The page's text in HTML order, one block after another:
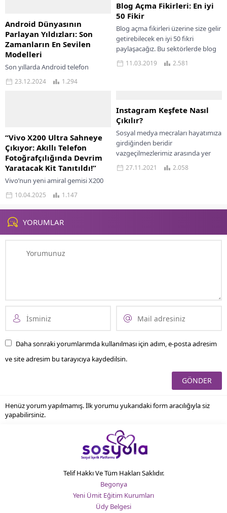
Android Dünyasının
Parlayan Yıldızları: Son
Zamanların En Sevilen
Modelleri
Son yıllarda Android telefon
dünyası, kullanıcıların ihtiyaçlarına
ve beklentilerine göre hızla
23.12.2024 1.294
Blog Açma Fikirleri: En iyi
50 Fikir
Blog açma fikirleri üzerine size gelir
getirebilecek en iyi 50 fikri
paylaşacağız. Bu sektörlerde blog
açarsanız başarılı blog sahibi
olabilirsiniz....
11.03.2019 2.581
“Vivo X200 Ultra Sahneye
Çıkıyor: Akıllı Telefon
Fotoğrafçılığında Devrim
Yaratacak Kit Tanıtıldı!”
Vivo’nun yeni amiral gemisi X200
Ultra, fotoğraf tutkunlarını
heyecanlandıracak yenilikçi bir
fotoğrafçılık kitiyle geliyor. Bu
aksesuar, akıllı telefon
10.04.2025 1.147
Instagram Keşfete Nasıl
Çıkılır?
Sosyal medya mecraları hayatımıza
girdiğinden beridir
vazgeçilmezlerimiz arasında yer
almaya başladı. 1 milyarın üzerinde
kullanıcısı bulunan bu araçlar
27.11.2021 2.058
YORUMLAR
Daha sonraki yorumlarımda kullanılması için adım, e-posta adresim
ve site adresim bu tarayıcıya kaydedilsin.
Henüz yorum yapılmamış. İlk yorumu yukarıdaki form aracılığıyla siz
yapabilirsiniz.
Telif Hakkı Ve Tüm Hakları Saklıdır.
Begonya
Yeni Ümit Eğitim Kurumları
Üdy Belgesi